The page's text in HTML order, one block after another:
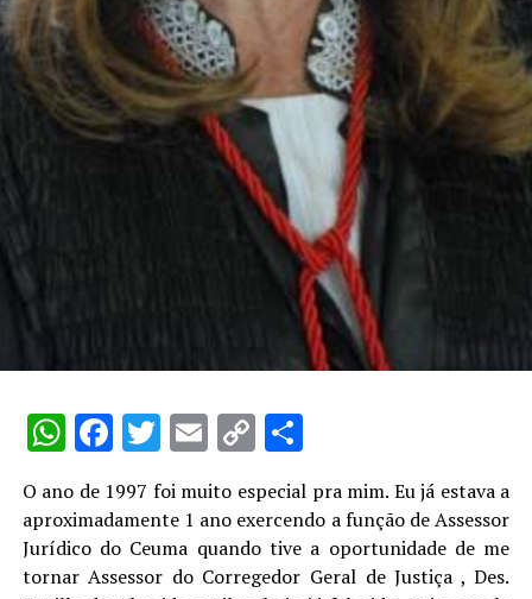
WhatsApp
Facebook
Twitter
Email
CopyShare
O ano de 1997 foi muito especial pra mim. Eu já estava a
aproximadamente 1 ano exercendo a função de Assessor
Jurídico do Ceuma quando tive a oportunidade de me
tornar Assessor do Corregedor Geral de Justiça , Des.